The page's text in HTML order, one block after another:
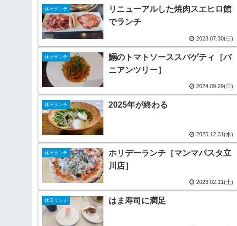
休日ランチ
リニューアルした焼肉スエヒロ館
でランチ
2023.07.30(日)
休日ランチ
鰯のトマトソーススパゲティ［バ
ニアンツリー］
2024.09.29(日)
休日ランチ 2025年が終わる
2025.12.31(水)
休日ランチ
ホリデーランチ［マンマパスタ立
川店］
2023.02.11(土)
休日ランチ はま寿司に満足